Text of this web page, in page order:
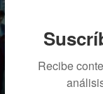
Wall
Recibe